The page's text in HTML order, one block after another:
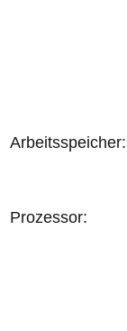
Arbeitsspeicher:
Prozessor: